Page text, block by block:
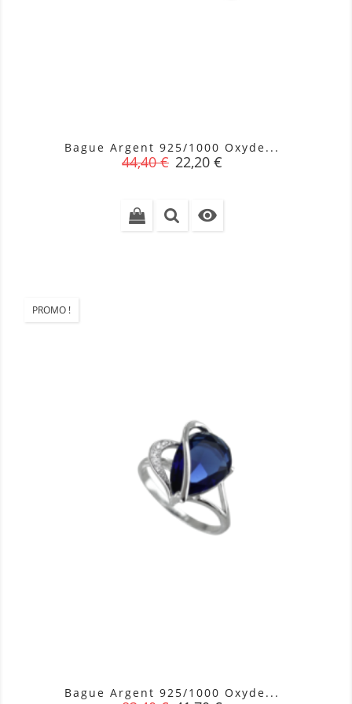
Bague Argent 925/1000 Oxyde...
Prix
44,40 € Prix
22,20 €

PROMO !
Bague Argent 925/1000 Oxyde...